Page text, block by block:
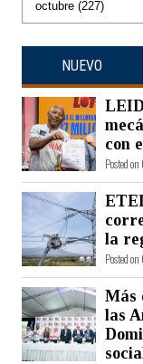
NUEVO
con
Posted
la
Posted
Más
las